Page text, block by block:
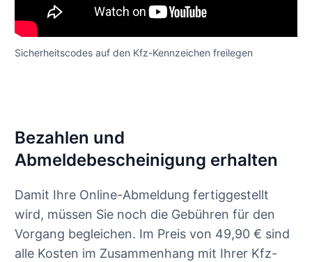
Sicherheitscodes auf den Kfz-Kennzeichen freilegen
Bezahlen und
Abmeldebescheinigung erhalten
Damit Ihre Online-Abmeldung fertiggestellt
wird, müssen Sie noch die Gebühren für den
Vorgang begleichen. Im Preis von 49,90 € sind
alle Kosten im Zusammenhang mit Ihrer Kfz-